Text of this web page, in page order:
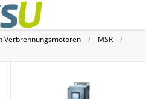
Verbrennungsmotoren
MSR